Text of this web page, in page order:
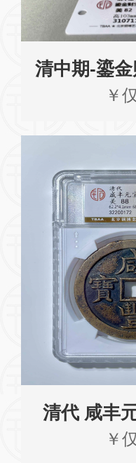
清中期-鎏
￥
清代 咸丰
￥